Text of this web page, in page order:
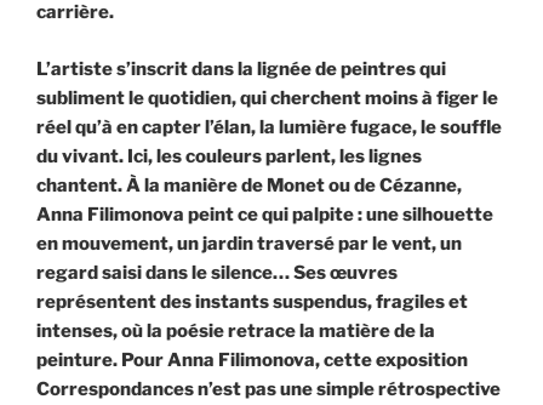
carrière.
L’artiste s’inscrit dans la lignée de peintres qui
subliment le quotidien, qui cherchent moins à figer le
réel qu’à en capter l’élan, la lumière fugace, le souffle
du vivant. Ici, les couleurs parlent, les lignes
chantent. À la manière de Monet ou de Cézanne,
Anna Filimonova peint ce qui palpite : une silhouette
en mouvement, un jardin traversé par le vent, un
regard saisi dans le silence… Ses œuvres
représentent des instants suspendus, fragiles et
intenses, où la poésie retrace la matière de la
peinture. Pour Anna Filimonova, cette exposition
Correspondances n’est pas une simple rétrospective